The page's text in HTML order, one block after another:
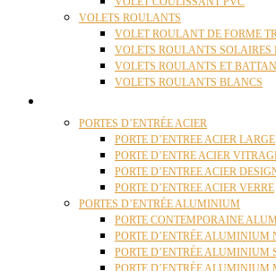
VOLETS ROULANTS
VOLET ROULANT DE FORME
VOLETS ROULANTS SOLAIRES
VOLETS ROULANTS ET
VOLETS ROULANTS BLANCS
PORTES D’ENTRÉE ACIER
PORTE D’ENTREE ACIER LARGE
PORTE D’ENTRE ACIER
PORTE D’ENTREE ACIER
PORTE D’ENTREE ACIER VERRE
PORTES D’ENTRÉE ALUMINIUM
PORTE CONTEMPORAINE
PORTE D’ENTRÉE ALUMINIUM
PORTE D’ENTRÉE ALUMINIUM
PORTE D’ENTRÉE ALUMINIUM